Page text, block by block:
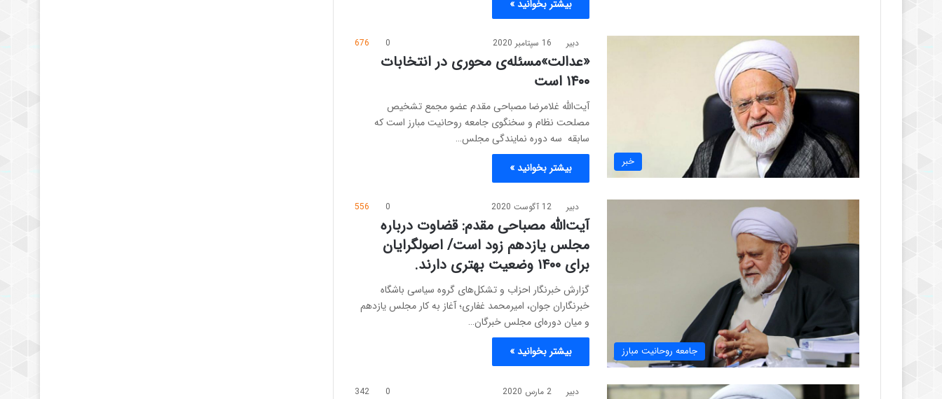
بیشتر بخوانید »
خبر
دبیر 16 سپتامبر 2020 0
676
«عدالت»مسئله‌ی محوری در انتخابات
۱۴۰۰ است
آیت‌الله غلامرضا مصباحی مقدم عضو مجمع تشخیص
مصلحت نظام و سخنگوی جامعه روحانیت مبارز است که
سابقه سه دوره نمایندگی مجلس…
بیشتر بخوانید »
جامعه روحانیت مبارز
دبیر 12 آگوست 2020 0
556
آیت‌الله مصباحی مقدم: قضاوت درباره
مجلس یازدهم زود است/ اصولگرایان
برای ۱۴۰۰ وضعیت بهتری دارند.
گزارش خبرنگار احزاب و تشکل‌های گروه سیاسی باشگاه
خبرنگاران جوان، امیرمحمد غفاری؛ آغاز به کار مجلس یازدهم
و میان دوره‌ای مجلس خبرگان…
بیشتر بخوانید »
دبیر 2 مارس 2020 0
342